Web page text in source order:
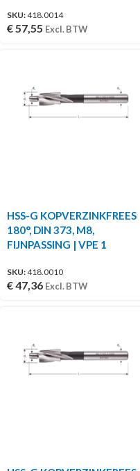
SKU:418.0014
€57,55 Excl. BTW
HSS-G KOPVERZINKFREES
180°, DIN 373, M8,
FIJNPASSING | VPE 1
SKU:418.0010
€47,36 Excl. BTW